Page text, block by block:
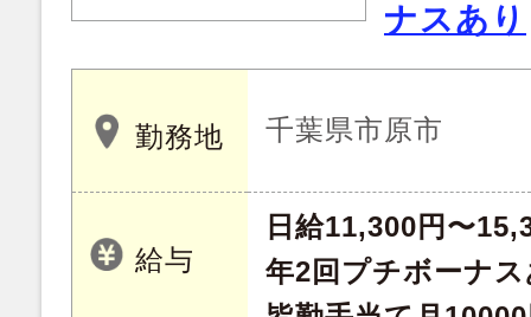
ナスあり
勤務地 千葉県市原市
給与
日給11,300円〜
年2回プチボーナ